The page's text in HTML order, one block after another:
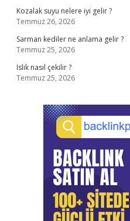
Kozalak suyu nelere iyi gelir ?
Temmuz 26, 2026
Sarman kediler ne anlama gelir ?
Temmuz 25, 2026
Islık nasıl çekilir ?
Temmuz 25, 2026